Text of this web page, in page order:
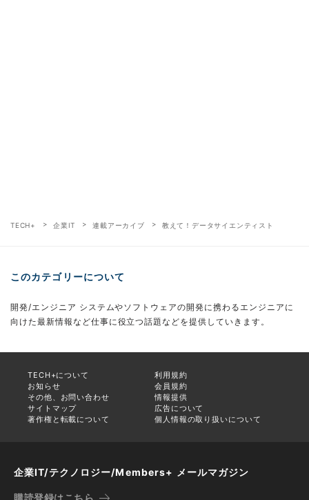
TECH+ 企業IT 連載アーカイブ 教えて！データサイエンティスト
このカテゴリーについて
開発/エンジニア システムやソフトウェアの開発に携わるエンジニアに
向けた最新情報など仕事に役立つ話題などを提供していきます。
TECH+について
利用規約
お知らせ
会員規約
その他、お問い合わせ
情報提供
サイトマップ
広告について
著作権と転載について
個人情報の取り扱いについて
企業IT/テクノロジー/Members+ メールマガジン
購読登録はこちら